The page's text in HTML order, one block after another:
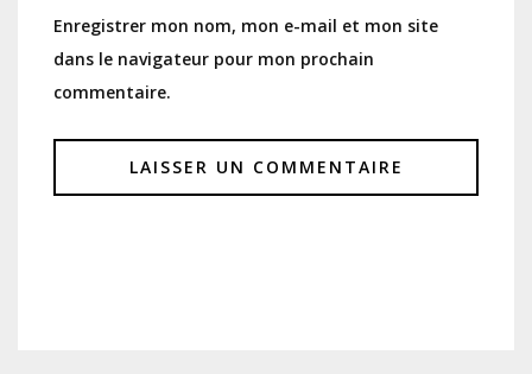
Enregistrer mon nom, mon e-mail et mon site
dans le navigateur pour mon prochain
commentaire.